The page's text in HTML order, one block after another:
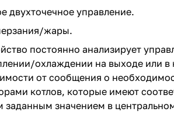
двухточечное управление.
жары.
постоянно анализирует
охлаждении на выходе или в
от сообщения о
котлов, которые имеют
значением в